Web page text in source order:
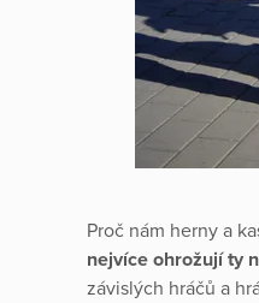
Proč nám herny a
nejvíce ohrožují ty
závislých hráčů a